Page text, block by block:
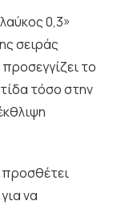
0,3»
σειράς
το
τόσο στην
προσθέτει
να